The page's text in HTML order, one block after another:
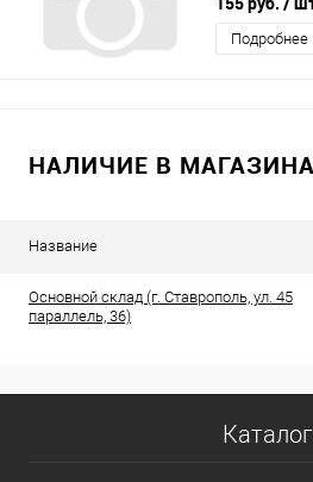
Подробнее
НАЛИЧИЕ В
Название
Основной склад (г. Ставрополь, ул. 45
параллель, 36)
Каталог